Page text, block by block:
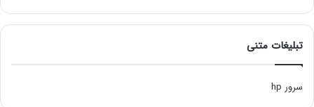
تبلیغات متنی
سرور hp